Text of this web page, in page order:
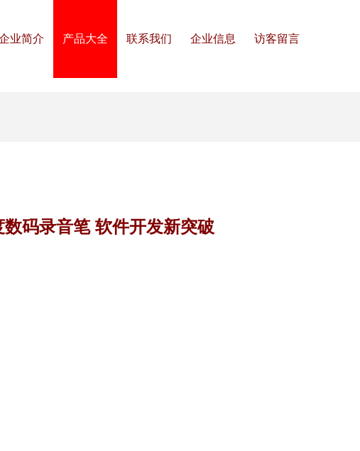
业简介 产品大全 联系我们 企业信息 访客留言
码录音笔 软件开发新突破